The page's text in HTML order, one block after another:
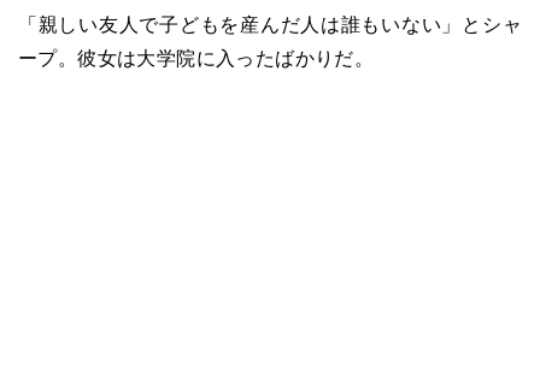
「親しい友人で子どもを産んだ人は誰もいない」とシャ
ープ。彼女は大学院に入ったばかりだ。